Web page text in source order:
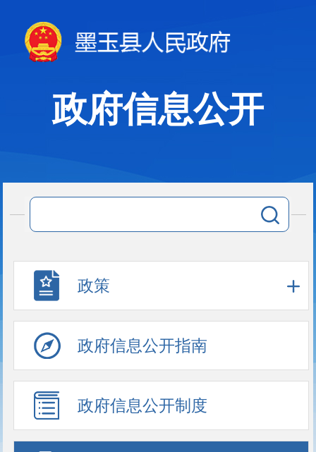
政府信息公开
政策
政府信息公开指南
政府信息公开制度